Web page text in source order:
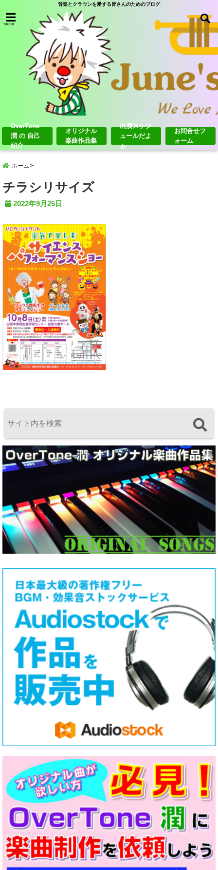
音楽とクラウンを愛する皆さんのためのブログ
menu
OverTone
潤 の 自己
紹介
オリジナル
楽曲作品集
出演スケジ
ュールだよ
ぉ
お問合せフ
ォーム
ホーム
チラシリサイズ
2022年9月25日